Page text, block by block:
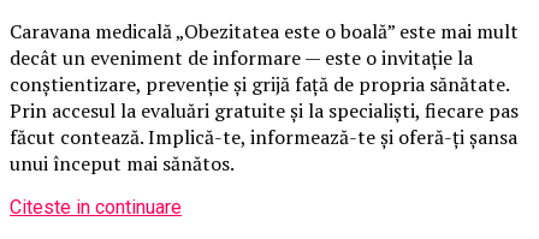
Caravana medicală „Obezitatea este o boală” este mai mult
decât un eveniment de informare — este o invitație la
conștientizare, prevenție și grijă față de propria sănătate.
Prin accesul la evaluări gratuite și la specialiști, fiecare pas
făcut contează. Implică-te, informează-te și oferă-ți șansa
unui început mai sănătos.
Citeste in continuare